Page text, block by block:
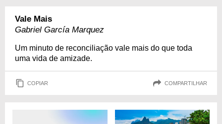
Vale Mais
Gabriel García Marquez
Um minuto de reconciliação vale mais do que toda
uma vida de amizade.
COPIAR COMPARTILHAR